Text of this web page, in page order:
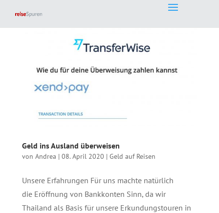
Geld ins Ausland überweisen
von Andrea | 08. April 2020 | Geld auf Reisen
Unsere Erfahrungen Für uns machte natürlich
die Eröffnung von Bankkonten Sinn, da wir
Thailand als Basis für unsere Erkundungstouren in